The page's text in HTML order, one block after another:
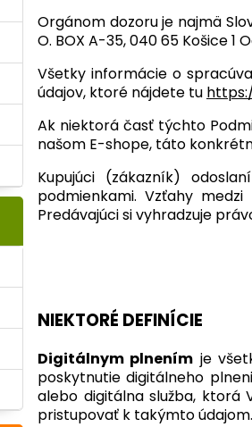
Orgánom dozoru je najmä
O. BOX A-35, 040 65 Košice 1
Všetky informácie o
údajov, ktoré nájdete tu
Ak niektorá časť týchto
našom E-shope, táto
Kupujúci (zákazník)
podmienkami. Vzťahy
Predávajúci si vyhradzuje
NIEKTORÉ DEFINÍCIE
Digitálnym plnením je
poskytnutie digitálneho
alebo digitálna služba, ktorá
pristupovať k takýmto údajom.